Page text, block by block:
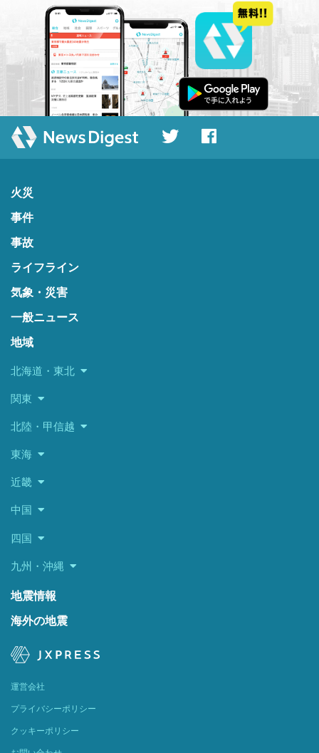
火災
事件
事故
ライフライン
気象・災害
一般ニュース
地域
北海道・東北
関東
北陸・甲信越
東海
近畿
中国
四国
九州・沖縄
地震情報
海外の地震
運営会社
プライバシーポリシー
クッキーポリシー